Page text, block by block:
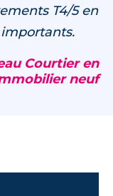
T4/5 en
Courtier en
neuf